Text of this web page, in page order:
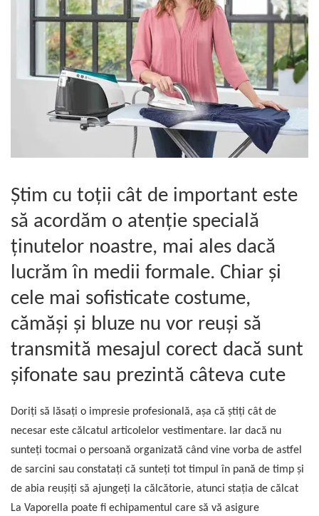
Statii de calcat cu boiler
Statii de calcat cu pompa
Fiare de calcat cu abur
Statii de calcat profesionale
Cafea și espressoare
Espresoare cu capsule
Espresoare cafea
Cafea paduri ESE 44
Aparate de curatat cu abur
Mop cu abur
Curatator aburi
Solutii pentru plosnite
Accesorii statii de calcat
Accesorii curatatoare cu abur
Accesorii aspiratoare
Carduri Cadou
Pachete & Oferte
Știm cu toții cât de important este
să acordăm o atenție specială
ținutelor noastre, mai ales dacă
lucrăm în medii formale. Chiar și
cele mai sofisticate costume,
cămăși și bluze nu vor reuși să
transmită mesajul corect dacă sunt
șifonate sau prezintă câteva cute
Doriți să lăsați o impresie profesională, așa că știți cât de
necesar este călcatul articolelor vestimentare. Iar dacă nu
sunteți tocmai o persoană organizată când vine vorba de astfel
de sarcini sau constatați că sunteți tot timpul în pană de timp și
de abia reușiți să ajungeți la călcătorie, atunci stația de călcat
La Vaporella poate fi echipamentul care să vă asigure